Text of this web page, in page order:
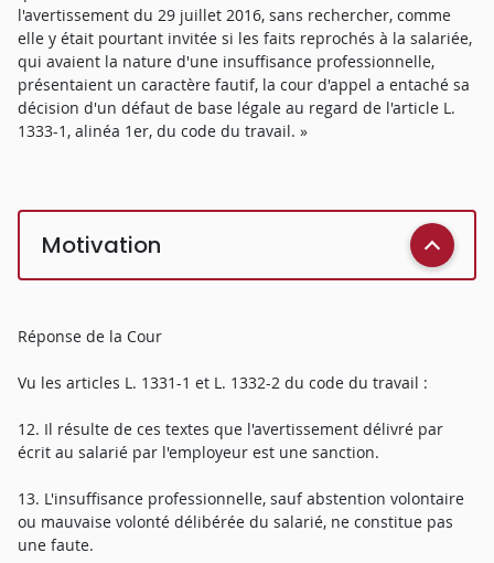
l'avertissement du 29 juillet 2016, sans rechercher, comme
elle y était pourtant invitée si les faits reprochés à la salariée,
qui avaient la nature d'une insuffisance professionnelle,
présentaient un caractère fautif, la cour d'appel a entaché sa
décision d'un défaut de base légale au regard de l'article L.
1333-1, alinéa 1er, du code du travail. »
Motivation
Réponse de la Cour
Vu les articles L. 1331-1 et L. 1332-2 du code du travail :
12. Il résulte de ces textes que l'avertissement délivré par
écrit au salarié par l'employeur est une sanction.
13. L'insuffisance professionnelle, sauf abstention volontaire
ou mauvaise volonté délibérée du salarié, ne constitue pas
une faute.